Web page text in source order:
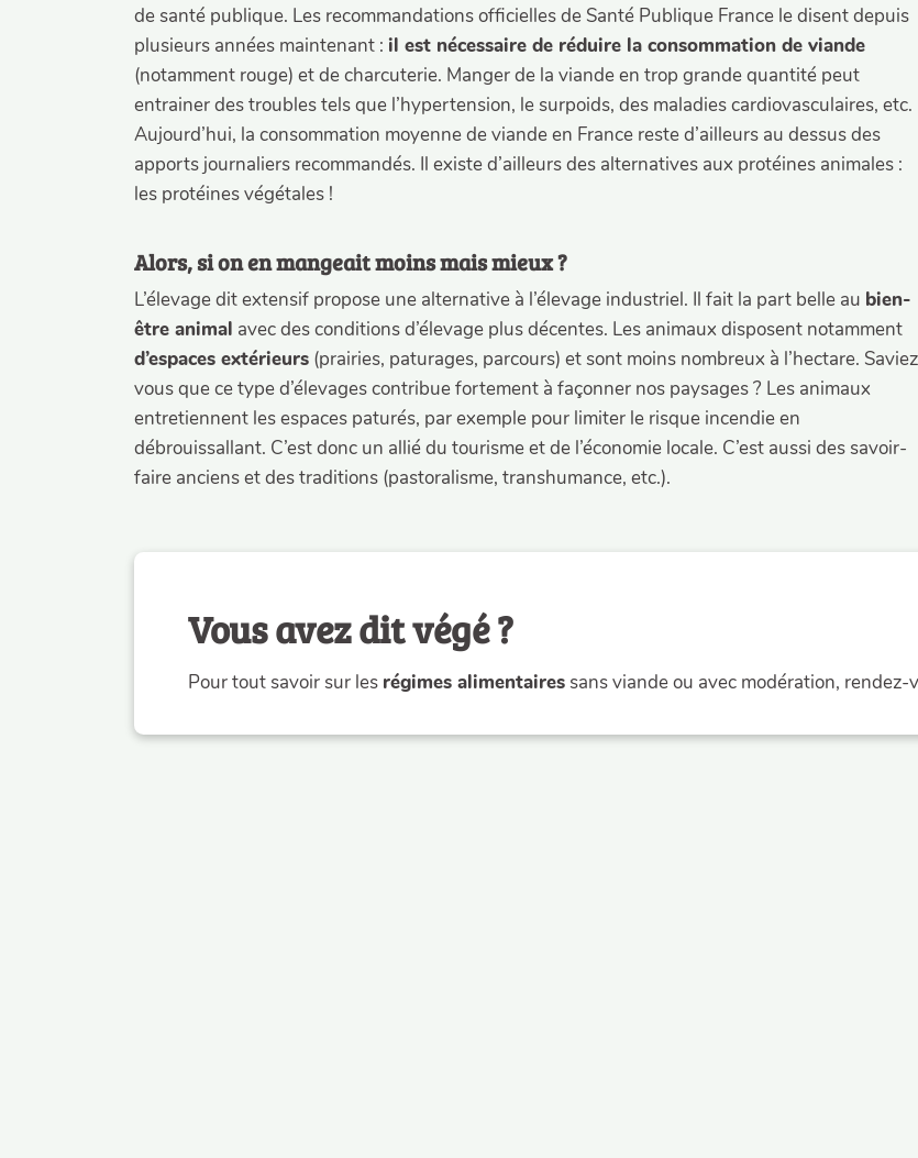
de santé publique. Les recommandations officielles de Santé Publique France le disent depuis
plusieurs années maintenant : il est nécessaire de réduire la consommation de viande
(notamment rouge) et de charcuterie. Manger de la viande en trop grande quantité peut
entrainer des troubles tels que l’hypertension, le surpoids, des maladies cardiovasculaires, etc.
Aujourd’hui, la consommation moyenne de viande en France reste d’ailleurs au dessus des
apports journaliers recommandés. Il existe d’ailleurs des alternatives aux protéines animales :
les protéines végétales !
Alors, si on en mangeait moins mais mieux ?
L’élevage dit extensif propose une alternative à l’élevage industriel. Il fait la part belle au bien-
être animal avec des conditions d’élevage plus décentes. Les animaux disposent notamment
d’espaces extérieurs (prairies, paturages, parcours) et sont moins nombreux à l’hectare.
vous que ce type d’élevages contribue fortement à façonner nos paysages ? Les animaux
entretiennent les espaces paturés, par exemple pour limiter le risque incendie en
débrouissallant. C’est donc un allié du tourisme et de l’économie locale. C’est aussi des savoir-
faire anciens et des traditions (pastoralisme, transhumance, etc.).
Vous avez dit végé ?
Pour tout savoir sur les régimes alimentairessans viande ou avec modération,